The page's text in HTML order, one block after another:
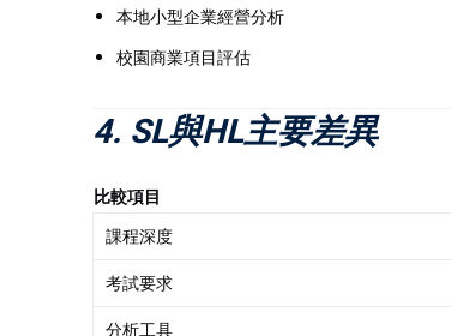
本地小型企業經營分析
校園商業項目評估
4. SL與HL主要差異
比較項目
課程深度
考試要求
分析工具